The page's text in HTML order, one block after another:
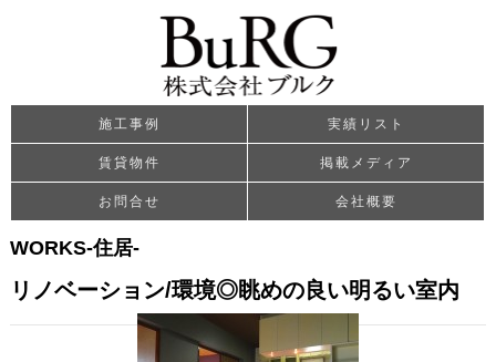
施工事例 実績リスト
賃貸物件 掲載メディア
お問合せ 会社概要
WORKS-住居-
リノベーション/環境◎眺めの良い明るい室内